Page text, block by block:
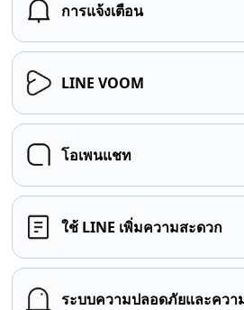
การแจ้งเตือน
LINE VOOM
โอเพนแชท
ใช้ LINE เพิ่มความสะดวก
ระบบความปลอดภัยและควา